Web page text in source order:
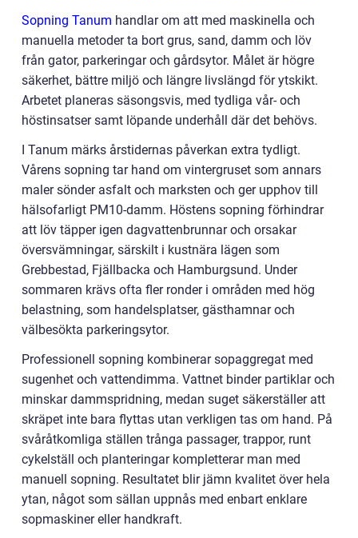
Sopning Tanum handlar om att med maskinella och
manuella metoder ta bort grus, sand, damm och löv
från gator, parkeringar och gårdsytor. Målet är högre
säkerhet, bättre miljö och längre livslängd för ytskikt.
Arbetet planeras säsongsvis, med tydliga vår- och
höstinsatser samt löpande underhåll där det behövs.
I Tanum märks årstidernas påverkan extra tydligt.
Vårens sopning tar hand om vintergruset som annars
maler sönder asfalt och marksten och ger upphov till
hälsofarligt PM10-damm. Höstens sopning förhindrar
att löv täpper igen dagvattenbrunnar och orsakar
översvämningar, särskilt i kustnära lägen som
Grebbestad, Fjällbacka och Hamburgsund. Under
sommaren krävs ofta fler ronder i områden med hög
belastning, som handelsplatser, gästhamnar och
välbesökta parkeringsytor.
Professionell sopning kombinerar sopaggregat med
sugenhet och vattendimma. Vattnet binder partiklar och
minskar dammspridning, medan suget säkerställer att
skräpet inte bara flyttas utan verkligen tas om hand. På
svåråtkomliga ställen trånga passager, trappor, runt
cykelställ och planteringar kompletterar man med
manuell sopning. Resultatet blir jämn kvalitet över hela
ytan, något som sällan uppnås med enbart enklare
sopmaskiner eller handkraft.